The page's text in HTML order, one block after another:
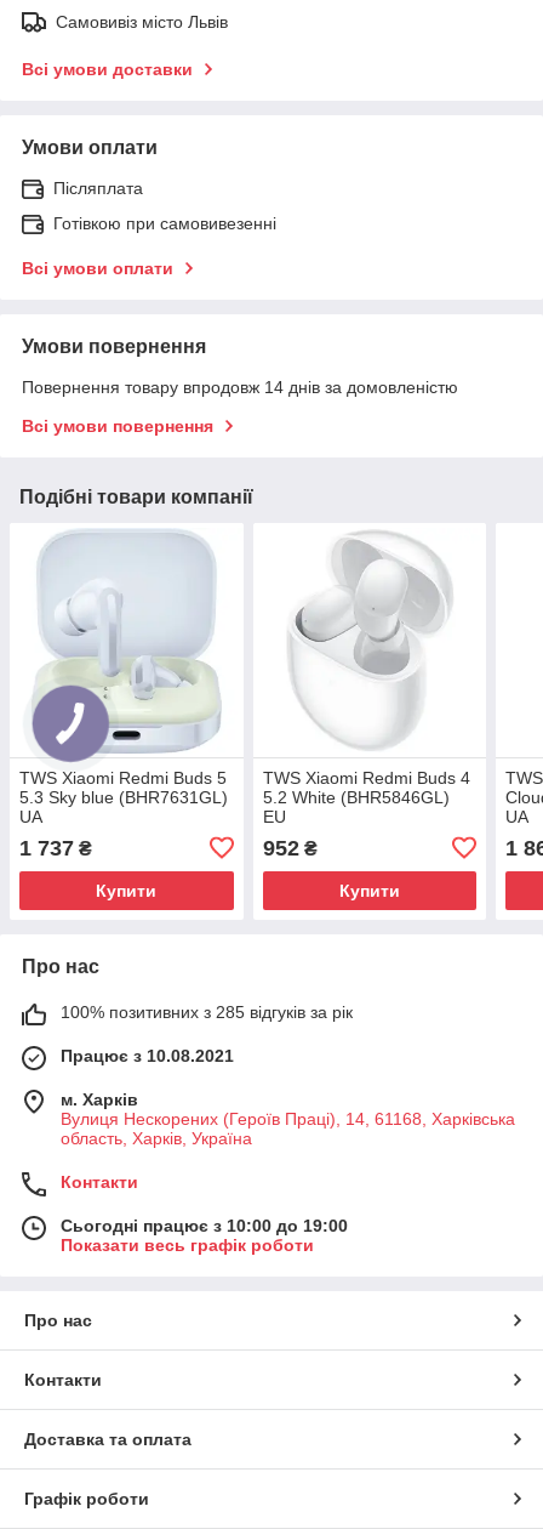
Самовивіз місто Львів
Всі умови доставки
Умови оплати
Післяплата
Готівкою при самовивезенні
Всі умови оплати
Умови повернення
Повернення товару впродовж 14 днів за домовленістю
Всі умови повернення
Подібні товари компанії
TWS Xiaomi Redmi Buds 5
5.3 Sky blue (BHR7631GL)
UA
1 737 ₴
Купити
TWS Xiaomi Redmi Buds 4
5.2 White (BHR5846GL)
EU
952₴
Купити
UA
1
Про нас
100% позитивних з 285 відгуків за рік
Працює з 10.08.2021
м. Харків
Вулиця Нескорених (Героїв Праці), 14, 61168, Харківська
область, Харків, Україна
Контакти
Сьогодні працює з 10:00 до 19:00
Показати весь графік роботи
Про нас
Контакти
Доставка та оплата
Графік роботи